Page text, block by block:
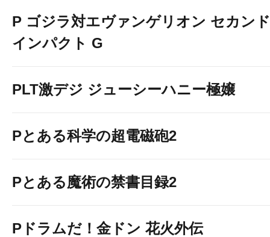
P ゴジラ対エヴァンゲリオン セカンド
インパクト G
PLT激デジ ジューシーハニー極嬢
Pとある科学の超電磁砲2
Pとある魔術の禁書目録2
Pドラムだ！金ドン 花火外伝